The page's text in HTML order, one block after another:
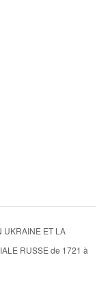
UKRAINE ET LA
RUSSE de 1721 à